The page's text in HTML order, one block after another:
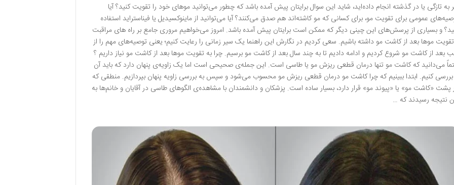
به تازگی یا در گذشته انجام داده‌اید، شاید این سوال برایتان پیش آمده باشد که چطور می‌توانید موهای خود را تقویت کنید؟ آیا
عمومی برای تقویت مو، برای کسانی که مو کاشته‌اند هم صدق می‌کنند؟ آیا می‌توانید از ماینوکسیدیل یا فیناستراید استفاده
و بسیاری از پرسش‌های این چینی دیگر که ممکن است برایتان پیش آمده باشد. امروز می‌خواهیم مروری جامع بر راه های مراقبت
موها بعد از کاشت مو داشته باشیم. سعی کردیم در نگارش این راهنما یک سیر زمانی را رعایت کنیم؛ یعنی توصیه‌های مهم را از
بعد از کاشت مو شروع کردیم و ادامه دادیم تا به چند سال بعد از کاشت مو برسیم. چرا به تقویت موها بعد از کاشت مو نیاز داریم ؟
می‌دانید که کاشت مو تنها درمان قطعی ریزش مو یا طاسی است. این جمله‌ی صحیحی است اما یک زاویه‌ی پنهان دارد که باید آن
بررسی کنیم. ابتدا ببینیم که چرا کاشت مو درمان قطعی ریزش مو محسوب می‌شود و سپس به بررسی زاویه پنهان بپردازیم. منطقی که
پشت «کاشت مو» یا «پیوند مو» قرار دارد، بسیار ساده است. پزشکان و دانشمندان با مشاهده‌ی الگوهای طاسی در آقایان و خانم‌ها به
نتیجه رسیدند که …